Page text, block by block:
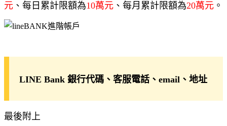
元 、每日累計限額為10萬元 、每月累計限額為20萬元 。
LINE Bank 銀行代碼、客服電話、email、地址
最後附上